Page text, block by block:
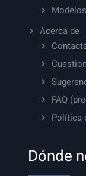
Acerca de
FAQ
Política
Dónde